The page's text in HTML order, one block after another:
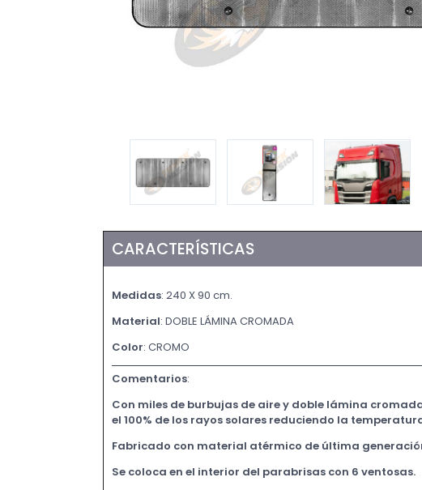
CARACTERÍSTICAS
Medidas: 240 X 90 cm.
Material: DOBLE LÁMINA CROMADA
Color: CROMO
Comentarios:
Con miles de burbujas de aire y doble lámina
el 100% de los rayos solares reduciendo la
Fabricado con material atérmico de última
Se coloca en el interior del parabrisas con 6 ventosas.